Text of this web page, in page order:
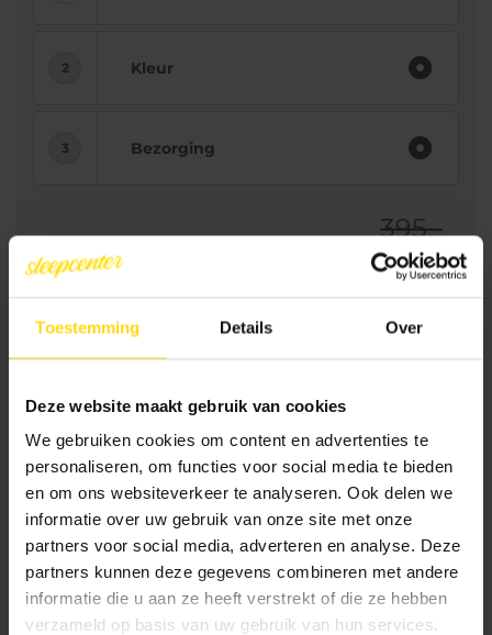
Toestemming Details Over
Deze website maakt gebruik van cookies
We gebruiken cookies om content en advertenties te
personaliseren, om functies voor social media te bieden
en om ons websiteverkeer te analyseren. Ook delen we
informatie over uw gebruik van onze site met onze
partners voor social media, adverteren en analyse. Deze
partners kunnen deze gegevens combineren met andere
informatie die u aan ze heeft verstrekt of die ze hebben
verzameld op basis van uw gebruik van hun services.
Kleur
Bezorging
395.-
Uw prijs: 345.-
Toevoegen aan winkelwagen
Beschrijving